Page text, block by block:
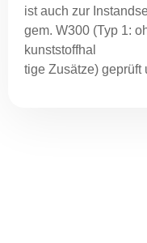
ist auch zur
gem. W300 (Typ 1:
kunststoffhal
tige Zusätze) geprüft